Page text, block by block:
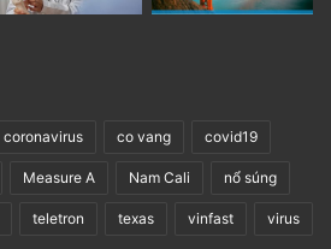
coronavirus co vang covid19
Measure A Nam Cali nổ súng
teletron texas vinfast virus